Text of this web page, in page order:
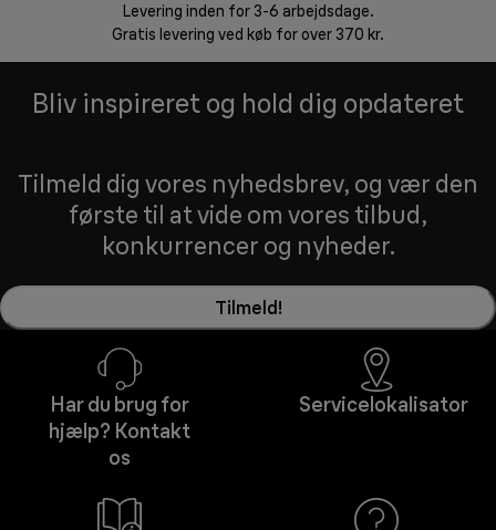
Levering inden for 3-6 arbejdsdage.
Gratis levering ved køb for over 370 kr.
Bliv inspireret og hold dig opdateret
Tilmeld dig vores nyhedsbrev, og vær den
første til at vide om vores tilbud,
konkurrencer og nyheder.
Tilmeld!
Har du brug for
hjælp? Kontakt
os
Servicelokalisator